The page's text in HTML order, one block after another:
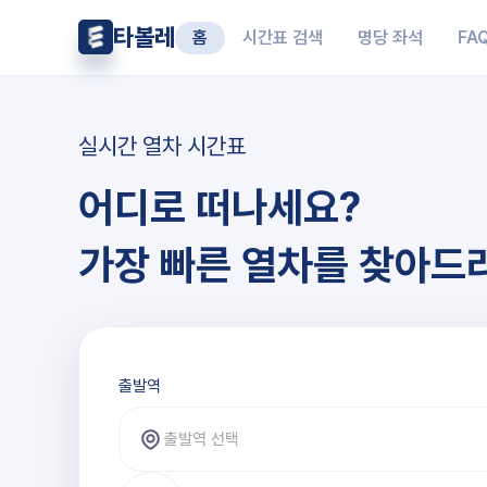
타볼레 홈 시간표 검색 명당 좌석
실시간 열차 시간표
어디로 떠나세요?
가장 빠른 열차를 찾아드
출발역과 도착역 선택
출발역
출발역 선택